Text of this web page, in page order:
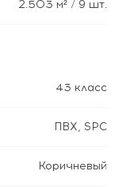
2.503 м² / 9 шт.
43 класс
ПВХ, SPC
Коричневый